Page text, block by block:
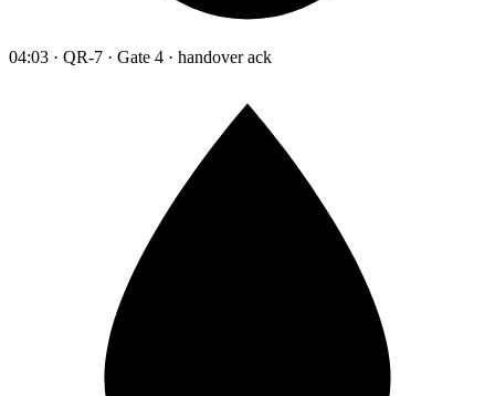
04:03 · QR-7 · Gate 4 · handover ack